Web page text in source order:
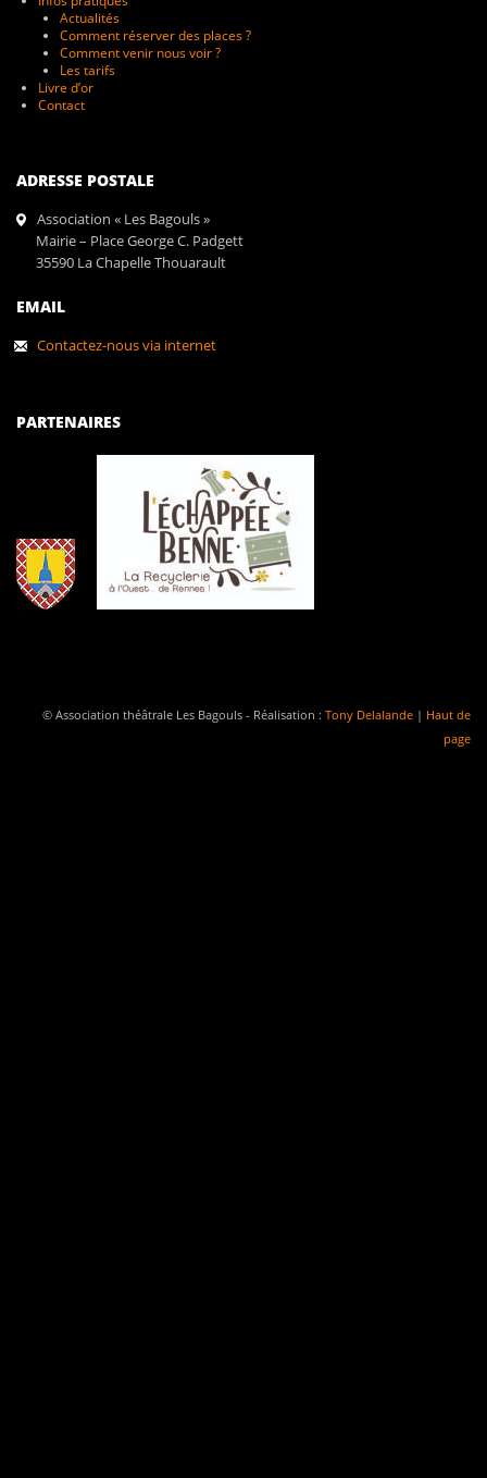
Actualités
Comment réserver des places ?
Comment venir nous voir ?
Les tarifs
Livre d’or
Contact
ADRESSE POSTALE
Association « Les Bagouls »
Mairie – Place George C. Padgett
35590 La Chapelle Thouarault
EMAIL
Contactez-nous via internet
PARTENAIRES
© Association théâtrale Les Bagouls - Réalisation : Tony Delalande | Haut de
page